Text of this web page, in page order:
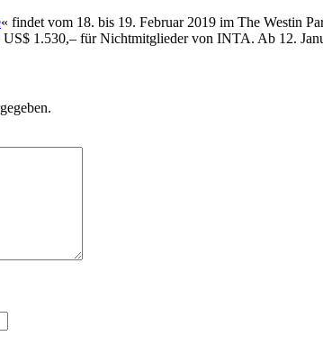
« findet vom 18. bis 19. Februar 2019 im The Westin
1.530,– für Nichtmitglieder von INTA. Ab 12.